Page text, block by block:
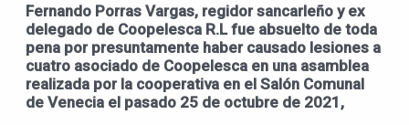
Fernando Porras Vargas, regidor sancarleño y ex
delegado de Coopelesca R.L fue absuelto de toda
pena por presuntamente haber causado lesiones a
cuatro asociado de Coopelesca en una asamblea
realizada por la cooperativa en el Salón Comunal
de Venecia el pasado 25 de octubre de 2021,